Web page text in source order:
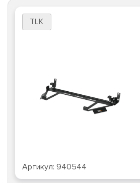
TLK
Артикул: 940544